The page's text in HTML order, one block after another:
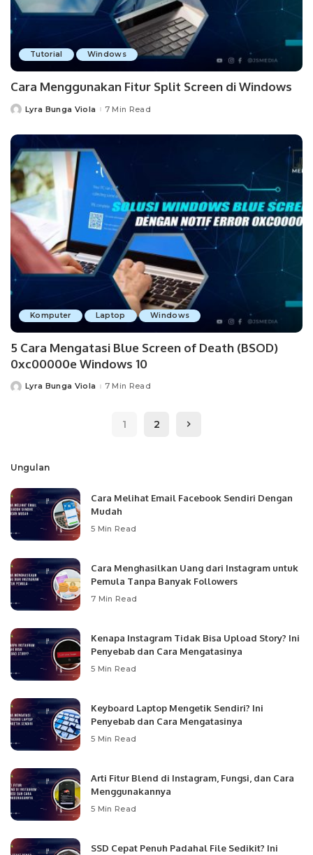
Tutorial Windows
Cara Menggunakan Fitur Split Screen di Windows
PostedLyra Bunga Viola 7 Min Read
Komputer Laptop Windows
5 Cara Mengatasi Blue Screen of Death (BSOD)
0xc00000e Windows 10
PostedLyra Bunga Viola 7 Min Read
1 2
Ungulan
Cara Melihat Email Facebook Sendiri Dengan
Mudah
5 Min Read
Cara Menghasilkan Uang dari Instagram untuk
Pemula Tanpa Banyak Followers
7 Min Read
Kenapa Instagram Tidak Bisa Upload Story? Ini
Penyebab dan Cara Mengatasinya
5 Min Read
Keyboard Laptop Mengetik Sendiri? Ini
Penyebab dan Cara Mengatasinya
5 Min Read
Arti Fitur Blend di Instagram, Fungsi, dan Cara
Menggunakannya
5 Min Read
SSD Cepat Penuh Padahal File Sedikit? Ini